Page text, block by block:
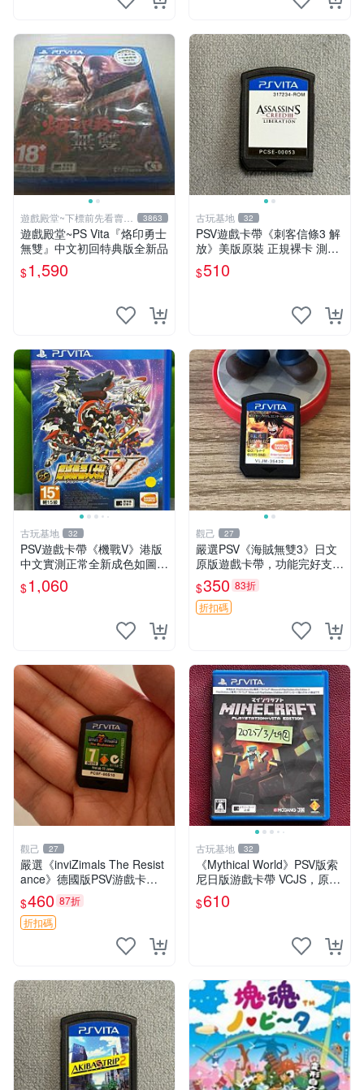
遊戲殿堂~下標前先看賣場
關於我
3863
遊戲殿堂~PS Vita『烙印勇士
無雙』中文初回特典版全新品
$1,590
古玩基地 32
PSV遊戲卡帶《刺客信條3 解
放》美版原裝 正規裸卡 測試
順暢 索尼專用 不支持其他機
種 刺客信條3 解放 PSV 原裝
$510
古玩基地 32
PSV遊戲卡帶《機戰V》港版
中文實測正常全新成色如圖拍
前確認 psv 港版 中文版
$1,060
觀己 27
嚴選PSV《海賊無雙3》日文
原版遊戲卡帶，功能完好支持
主機 海賊無雙3 卡帶 PSV 主
機 遊戲卡帶
$350 83折
折扣碼
觀己 27
嚴選《inviZimals The Resist
ance》德國版PSV游戲卡
帶，12歲以上推薦，卡帶狀
態優良，無顯著損傷，實測性
能出色，適合收藏與贈送
$460 87折
折扣碼
古玩基地 32
《Mythical World》PSV版索
尼日版游戲卡帶 VCJS，原裝
進口帶全盒說明書，支持主機
運行。Mythical World PSV
$610